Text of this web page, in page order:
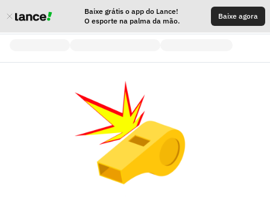
Baixe grátis o app do Lance!
O esporte na palma da mão.
Baixe agora